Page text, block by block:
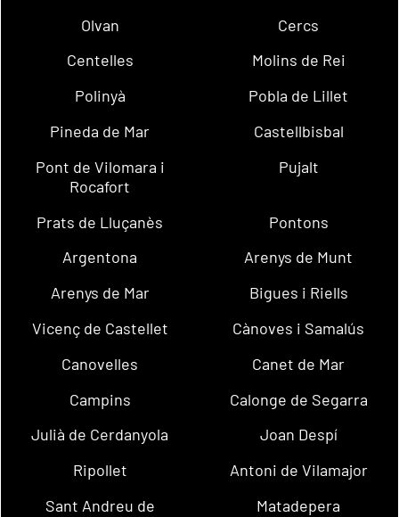
Olvan
Cercs
Centelles
Molins de Rei
Polinyà
Pobla de Lillet
Pineda de Mar
Castellbisbal
Pont de Vilomara i
Rocafort
Pujalt
Prats de Lluçanès
Pontons
Argentona
Arenys de Munt
Arenys de Mar
Bigues i Riells
Vicenç de Castellet
Cànoves i Samalús
Canovelles
Canet de Mar
Campins
Calonge de Segarra
Julià de Cerdanyola
Joan Despí
Ripollet
Antoni de Vilamajor
Sant Andreu de
Matadepera